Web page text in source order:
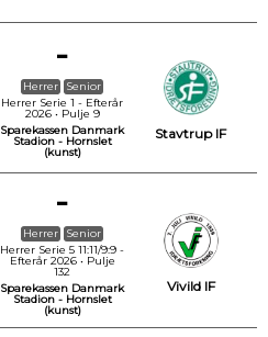
-
Herrer
Senior
Herrer Serie 1 - Efterår
2026 • Pulje 9
Sparekassen Danmark
Stadion - Hornslet
(kunst)
Stavtrup IF
-
Herrer
Senior
Herrer Serie 5 11:11/9:9 -
Efterår 2026 • Pulje
132
Sparekassen Danmark
Stadion - Hornslet
(kunst)
Vivild IF